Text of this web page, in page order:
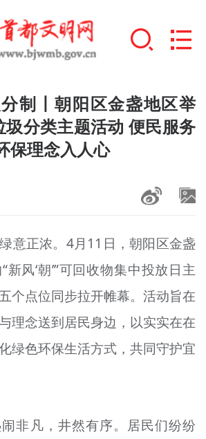
+
+
+
基金
制丨朝阳区金盏地区举
圾分类主题活动 便民服务
保理念入人心
意正浓。4月11日，朝阳区金盏
风‘朝’”可回收物集中投放日主
个点位同步拉开帷幕。活动旨在
理念送到居民身边，以实实在在
绿色环保生活方式，共同守护宜
非凡，井然有序。居民们纷纷